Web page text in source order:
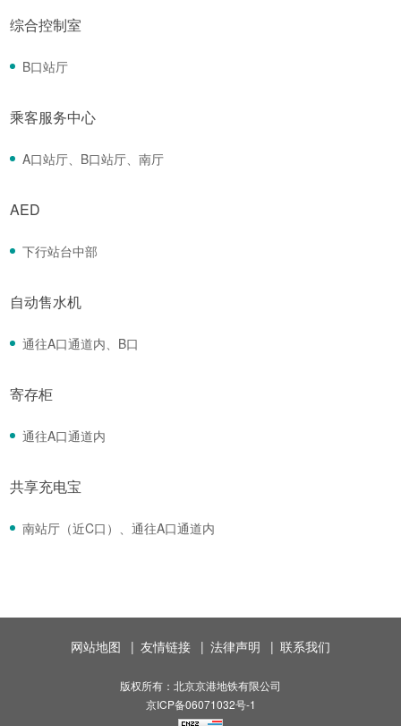
综合控制室
B口站厅
乘客服务中心
A口站厅、B口站厅、南厅
AED
下行站台中部
自动售水机
通往A口通道内、B口
寄存柜
通往A口通道内
共享充电宝
南站厅（近C口）、通往A口通道内
网站地图 | 友情链接 | 法律声明 | 联系我们
版权所有：北京京港地铁有限公司
京ICP备06071032号-1